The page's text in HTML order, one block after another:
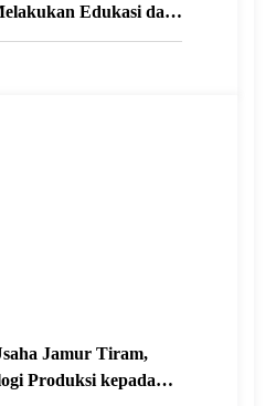
Edukasi dan
Herbal
Seroja Sungai
Jamur Tiram,
Produksi kepada